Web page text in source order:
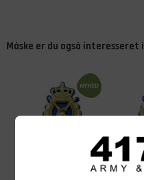
Måske er du også interesseret i
49,00